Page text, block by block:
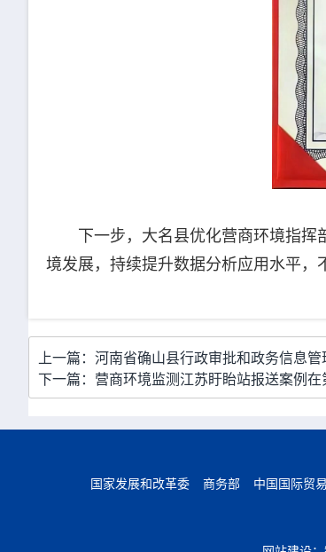
下一步，大名县优化营商环境指
境发展，持续提升数据分析应用水平，
上一篇：河南省确山县行政审批和政务信息
下一篇：营商环境监测江苏盱眙站报送案例
国家发展和改革委
商务部 中国国际贸